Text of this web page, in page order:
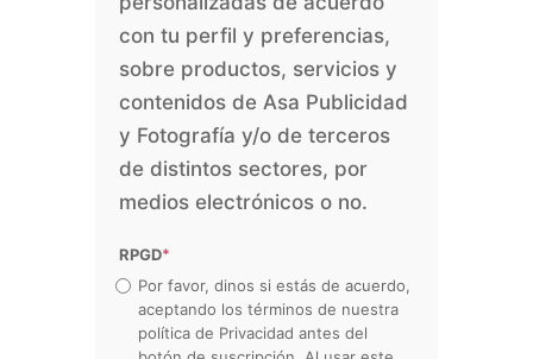
con tu perfil y preferencias,
sobre productos, servicios y
contenidos de Asa Publicidad
y Fotografía y/o de terceros
de distintos sectores, por
medios electrónicos o no.
RPGD*
Por favor, dinos si estás de acuerdo,
aceptando los términos de nuestra
política de Privacidad antes del